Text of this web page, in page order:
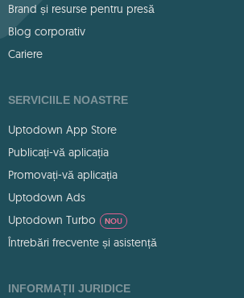
Brand și resurse pentru presă
Blog corporativ
Cariere
SERVICIILE NOASTRE
Uptodown App Store
Publicați-vă aplicația
Promovați-vă aplicația
Uptodown Ads
Uptodown Turbo
NOU
Întrebări frecvente și asistență
INFORMAȚII JURIDICE